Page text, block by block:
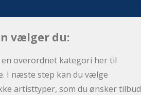
vælger du:
en overordnet kategori her til
I næste step kan du vælge
artisttyper, som du ønsker tilbud